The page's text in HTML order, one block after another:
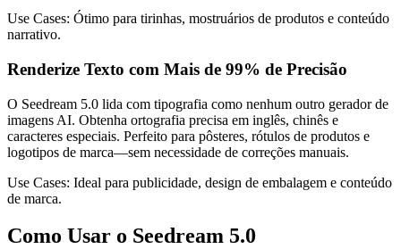
Use Cases: Ótimo para tirinhas, mostruários de produtos e conteúdo
narrativo.
Renderize Texto com Mais de 99% de Precisão
O Seedream 5.0 lida com tipografia como nenhum outro gerador de
imagens AI. Obtenha ortografia precisa em inglês, chinês e
caracteres especiais. Perfeito para pôsteres, rótulos de produtos e
logotipos de marca—sem necessidade de correções manuais.
Use Cases: Ideal para publicidade, design de embalagem e conteúdo
de marca.
Como Usar o Seedream 5.0